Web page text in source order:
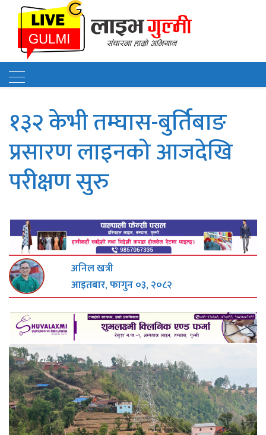
गुल्मी ।नेपाल विद्युत प्राधिकरणले निर�" />
१३२ केभी तम्घास-बुर्तिबाङ
प्रसारण लाइनको आजदेखि
परीक्षण सुरु
अनिल खत्री
आइतबार, फागुन ०३, २०८२